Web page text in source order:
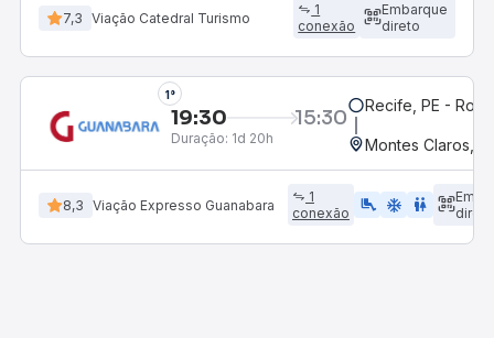
7,3 Viação Catedral Turismo
1
conexão
Embarque
direto
1°
19:30 15:30
Duração: 1d 20h
Recife, PE -
Montes Claros,
8,3 Viação Expresso Guanabara
1
conexão
airline_seat_legroom_extra ac_unit wc
direto